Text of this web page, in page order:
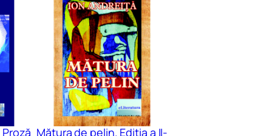
Mătura de pelin. Ediţia a II-